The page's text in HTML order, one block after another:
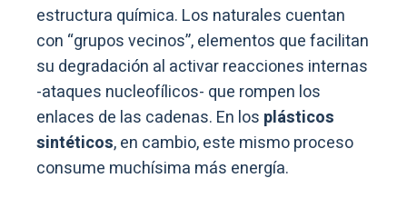
estructura química. Los naturales cuentan
con “grupos vecinos”, elementos que facilitan
su degradación al activar reacciones internas
-ataques nucleofílicos- que rompen los
enlaces de las cadenas. En los plásticos
sintéticos, en cambio, este mismo proceso
consume muchísima más energía.